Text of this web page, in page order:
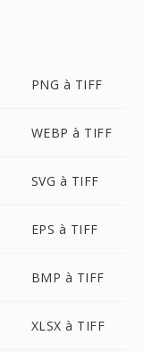
PNG à TIFF
WEBP à TIFF
SVG à TIFF
EPS à TIFF
BMP à TIFF
XLSX à TIFF